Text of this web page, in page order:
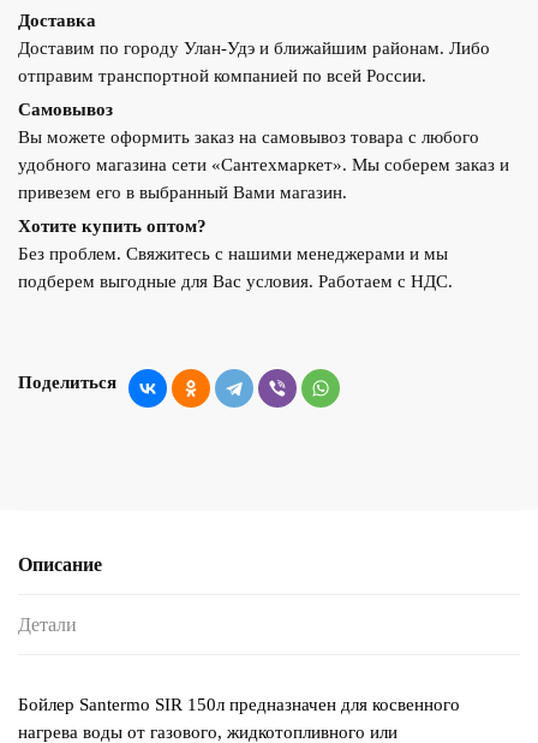
Доставка
Доставим по городу Улан-Удэ и ближайшим районам. Либо
отправим транспортной компанией по всей России.
Самовывоз
Вы можете оформить заказ на самовывоз товара с любого
удобного магазина сети «Сантехмаркет». Мы соберем заказ и
привезем его в выбранный Вами магазин.
Хотите купить оптом?
Без проблем. Свяжитесь с нашими менеджерами и мы
подберем выгодные для Вас условия. Работаем с НДС.
Поделиться
Описание
Детали
Бойлер Santermo SIR 150л предназначен для косвенного
нагрева воды от газового, жидкотопливного или